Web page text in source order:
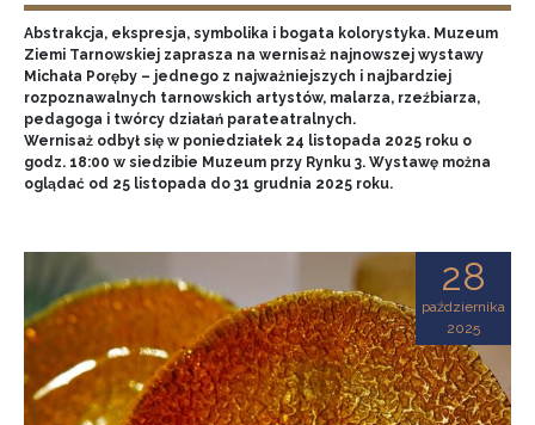
Abstrakcja, ekspresja, symbolika i bogata kolorystyka. Muzeum
Ziemi Tarnowskiej zaprasza na wernisaż najnowszej wystawy
Michała Poręby – jednego z najważniejszych i najbardziej
rozpoznawalnych tarnowskich artystów, malarza, rzeźbiarza,
pedagoga i twórcy działań parateatralnych.
Wernisaż odbył się w poniedziałek 24 listopada 2025 roku o
godz. 18:00 w siedzibie Muzeum przy Rynku 3. Wystawę można
oglądać od 25 listopada do 31 grudnia 2025 roku.
28
października
2025